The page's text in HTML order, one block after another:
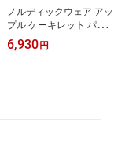
ノルディックウェア アッ
プル ケーキレット パン |
空焼き 不要 アルミダイ
キャスト
6,930 円